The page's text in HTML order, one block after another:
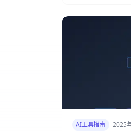
AI工具指南 2025